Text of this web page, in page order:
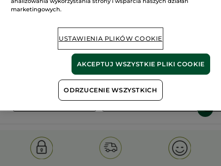
roślinne
pól organicznych
Pokaż więcej
OLD PRODUCT LINE LES DEODORANTS NAT.
marketingowych.
USTAWIENIA PLIKÓW COOKIE
ODRZUCENIE WSZYSTKICH
AKCEPTUJ WSZYSTKIE PLIKI COOKIE